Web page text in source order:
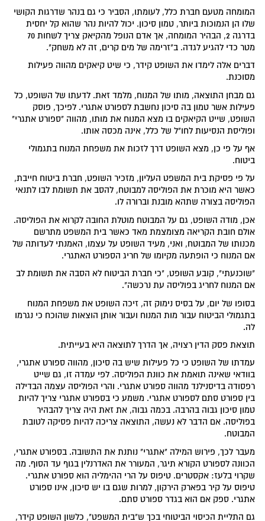
המומחה מטעם חברת כלל, לעומתו, הסביר כי גם בנהר שדרגות הקושי
שלו הן הנמוכות ביותר, טמון סיכון. יכול להיות נהר שהוא קל יחסית
בדרגה 2, הבהיר המומחה, אך אדם הנופל מהקיאק צריך לשחות 70
מטר כדי להגיע לגדה. ב"זרימה של מים קרים, זה לא משחק".
דברים אלה לימדו את השופט קידר, כי שיט קיאקים מהווה פעילות
מסוכנת.
גם מבחן התוצאה, מותו של המנוח, מלמד זאת. לדעתו של השופט, כל
פעילות אשר טמון בה סיכון נחשבת לספורט אתגרי. לפיכך, פוסק
השופט, שייט הקיאקים בו מצא המנוח את מותו, מהווה "ספורט אתגרי"
ופוליסת הנסיעות לחו"ל של כלל, אינה מכסה אותו.
אף על פי כן, מצא השופט דרך לזכות את משפחת המנוח בתגמולי
ביטוח.
על פי פסיקת בית המשפט העליון, מזכיר השופט, חברת ביטוח חייבת,
כאשר היא מוכרת את הפוליסה למבוטח, להסב את תשומת לבו לתנאי
הפוליסה בצורה שתהא מובנת וברורה לו.
אכן, מודה השופט, גם על המבוטח מוטלת החובה לקרוא את הפוליסה.
אולם חובת הקריאה מצומצמת מאד כאשר בית המשפט מתרשם
מכנותו של המבוטח, ואני, מעיד השופט על עצמו, האמנתי לעדותה של
אם המנוח כי הופתעה מקיומו של חריג הספורט האתגרי.
"שוכנעתי", קובע השופט, "כי חברת הביטוח לא הסבה את תשומת לב
אם המנוח לחריג בפוליסה עת נרכשה".
בסופו של יום, על בסיס נימוק זה, זיכה השופט את משפחת המנוח
בתגמולי הביטוח עבור מות המנוח ועבור אותן הוצאות שהוכח כי נגרמו
לה.
תוצאת פסק הדין רצויה, אך הדרך לתוצאה היא בעייתית.
עמדתו של השופט כי כל פעילות שיש בה סיכון, מהווה ספורט אתגרי,
בוודאי שאינה תואמת את כוונת הפוליסה. לפי עמדה זו, גם שייט
רפסודה בדיסנילנד מהווה ספורט אתגרי. והרי הפוליסה עצמה הבדילה
בין ספורט סתם לספורט אתגרי. משמע כי בספורט אתגרי צריך להיות
טמון סיכון גבוה בהרבה. בכמה גבוה, את זאת היה צריך להבהיר
בפוליסה. אם הדבר לא נעשה, התוצאה צריכה להיות פסיקה לטובת
המבוטח.
מעבר לכך, פירוש המילה "אתגרי" נותנת את התשובה. בספורט אתגרי,
הכוונה לספורט הקורא תיגר, המעורר את האדרנלין בגוף עד הסוף. מה
שקרוי בלעז: אקסטרים. טיפוס על הרי ההימליה הוא ספורט אתגרי.
טיפוס על קיר בפארק הירקון, למרות שגם בו יש סיכון, אינו ספורט
אתגרי. ספק אם הוא בגדר ספורט סתם.
גם התליית הכיסוי הביטוחי בכך ש"בית המשפט", כלשון השופט קידר,